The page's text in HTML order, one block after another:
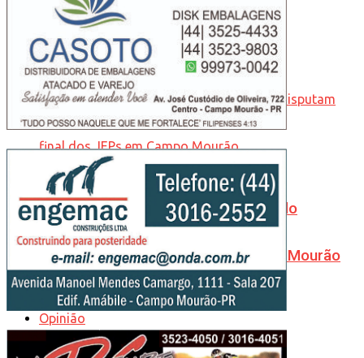
Universitários, no Peru
6 mil alunos-atletas de todo o Estado
disputam final dos JEPs em Campo Mourão
Opinião